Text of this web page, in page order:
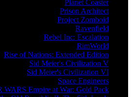
Planet Coaster
Prison Architect
Project Zomboid
Ravenfield
Rebel Inc: Escalation
RimWorld
Rise of Nations: Extended Edition
Sid Meier's Civilization V
Sid Meier's Civilization VI
Space Engineers
WARS Empire at War: Gold Pack